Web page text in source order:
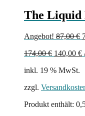
The Liquid
Angebot! 87,00€
174,00€ 140,00 €
inkl. 19 % MwSt.
zzgl.
Produkt enthält: